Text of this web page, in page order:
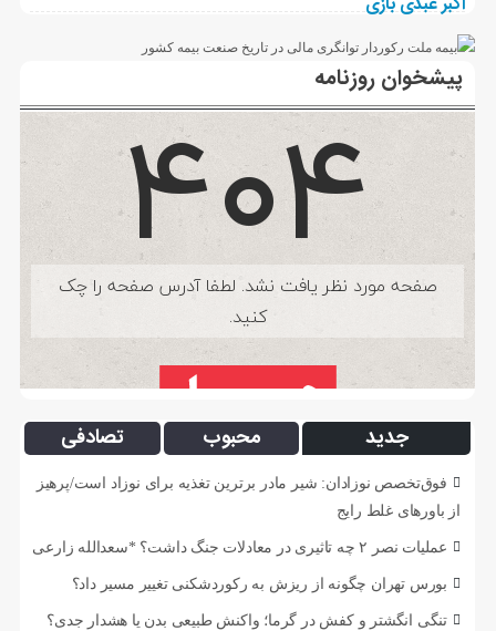
پیشخوان روزنامه
جدید محبوب تصادفی
فوق‌تخصص نوزادان: شیر مادر برترین تغذیه برای نوزاد است/پرهیز
از باورهای غلط رایج
عملیات نصر ۲ چه تاثیری در معادلات جنگ داشت؟ *سعدالله زارعی
بورس تهران چگونه از ریزش به رکوردشکنی تغییر مسیر داد؟
تنگی انگشتر و کفش در گرما؛ واکنش طبیعی بدن یا هشدار جدی؟